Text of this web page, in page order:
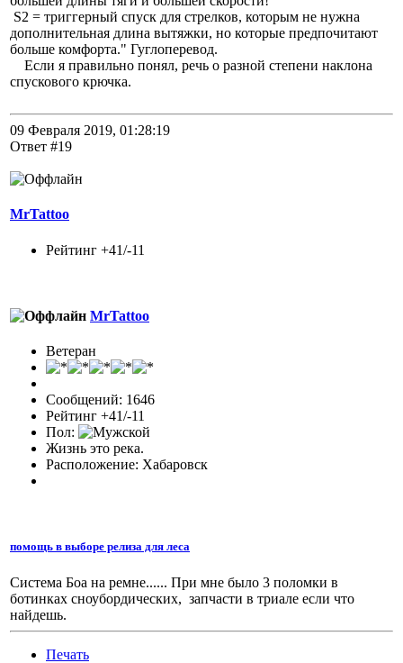
S2 = триггерный спуск для стрелков, которым не нужна
дополнительная длина вытяжки, но которые предпочитают
больше комфорта." Гуглоперевод.
Если я правильно понял, речь о разной степени наклона
спускового крючка.
09 Февраля 2019, 01:28:19
Ответ #19
MrTattoo
Рейтинг +41/-11
MrTattoo
Ветеран
Сообщений: 1646
Рейтинг +41/-11
Пол:
Жизнь это река.
Расположение: Хабаровск
помощь в выборе релиза для леса
Система Боа на ремне...... При мне было 3 поломки в
ботинках сноубордических, запчасти в триале если что
найдешь.
Печать